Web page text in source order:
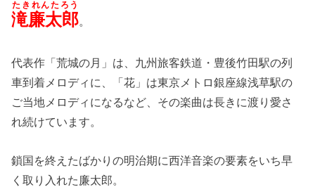
滝廉太郎
たきれんたろう
。
代表作「荒城の月」は、九州旅客鉄道・豊後竹田駅の列
車到着メロディに、「花」は東京メトロ銀座線浅草駅の
ご当地メロディになるなど、その楽曲は長きに渡り愛さ
れ続けています。
鎖国を終えたばかりの明治期に西洋音楽の要素をいち早
く取り入れた廉太郎。